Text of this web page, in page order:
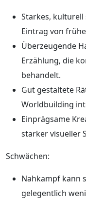
Starkes, kulturell
Eintrag von
Überzeugende
Erzählung, die
behandelt.
Gut gestaltete
Worldbuilding
Einprägsame
starker visueller
Schwächen:
Nahkampf kann
gelegentlich